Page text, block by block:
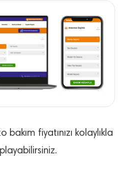
fiyatınızı kolaylıkla